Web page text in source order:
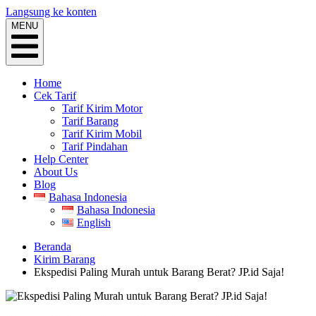
Langsung ke konten
MENU
Home
Cek Tarif
Tarif Kirim Motor
Tarif Barang
Tarif Kirim Mobil
Tarif Pindahan
Help Center
About Us
Blog
Bahasa Indonesia
Bahasa Indonesia
English
Beranda
Kirim Barang
Ekspedisi Paling Murah untuk Barang Berat? JP.id Saja!